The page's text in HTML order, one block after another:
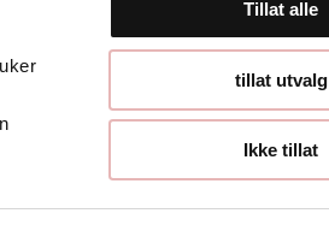
Tillat alle
tillat utvalg
Ikke tillat
10:00-
10:00-16:00